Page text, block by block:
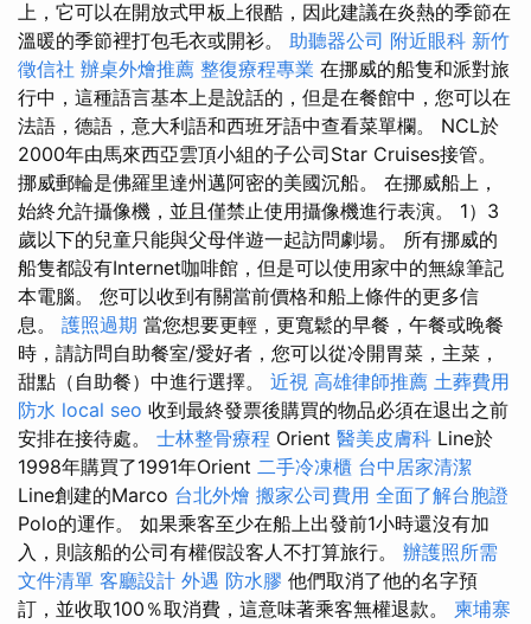
上，它可以在開放式甲板上很酷，因此建議在炎熱的季節在
溫暖的季節裡打包毛衣或開衫。 助聽器公司 附近眼科 新竹
徵信社 辦桌外燴推薦 整復療程專業 在挪威的船隻和派對旅
行中，這種語言基本上是說話的，但是在餐館中，您可以在
法語，德語，意大利語和西班牙語中查看菜單欄。 NCL於
2000年由馬來西亞雲頂小組的子公司Star Cruises接管。
挪威郵輪是佛羅里達州邁阿密的美國沉船。 在挪威船上，
始終允許攝像機，並且僅禁止使用攝像機進行表演。 1）3
歲以下的兒童只能與父母伴遊一起訪問劇場。 所有挪威的
船隻都設有Internet咖啡館，但是可以使用家中的無線筆記
本電腦。 您可以收到有關當前價格和船上條件的更多信
息。 護照過期 當您想要更輕，更寬鬆的早餐，午餐或晚餐
時，請訪問自助餐室/愛好者，您可以從冷開胃菜，主菜，
甜點（自助餐）中進行選擇。 近視 高雄律師推薦 土葬費用
防水 local seo 收到最終發票後購買的物品必須在退出之前
安排在接待處。 士林整骨療程 Orient 醫美皮膚科 Line於
1998年購買了1991年Orient 二手冷凍櫃 台中居家清潔
Line創建的Marco 台北外燴 搬家公司費用 全面了解台胞證
Polo的運作。 如果乘客至少在船上出發前1小時還沒有加
入，則該船的公司有權假設客人不打算旅行。 辦護照所需
文件清單 客廳設計 外遇 防水膠 他們取消了他的名字預
訂，並收取100％取消費，這意味著乘客無權退款。 柬埔寨